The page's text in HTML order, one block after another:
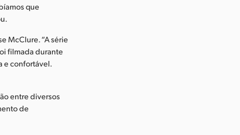
que
McClure. “A série
filmada durante
e confortável.
entre diversos
de